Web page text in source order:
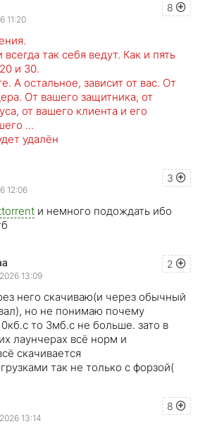
8
11:20
так себя ведут. Как и пять
и 30.
А остальное, зависит от вас. От
От вашего защитника, от
от вашего клиента и его
...
удалён
3
12:06
и немного подождать ибо
2
13:09
него скачиваю(и через обычный
но не понимаю почему
то 3мб.с не больше. зато в
лаунчерах всё норм и
скачивается
так не только с форзой(
8
13:14